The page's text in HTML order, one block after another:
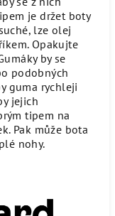
je držet boty
lze olej
Opakujte
by se
podobných
guma rychleji
jejich
tipem na
Pak může bota
nohy.